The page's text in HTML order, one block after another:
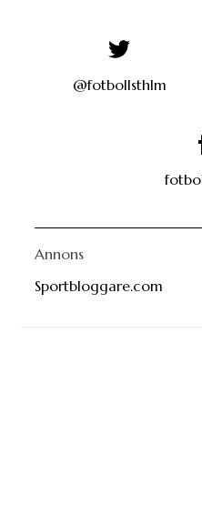
@fotbollsthlm
Annons
Sportbloggare.com